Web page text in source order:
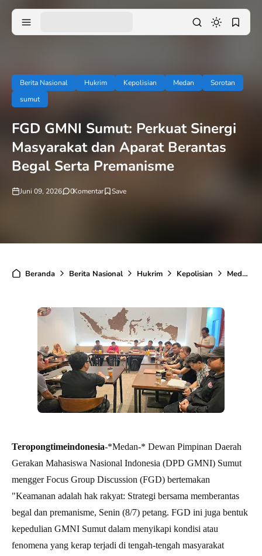
Berita Nasional Hukrim Kepolisian Medan
Sorotan
sumut
FGD GMNI Sumut: Perkuat Sinergi
Masyarakat dan Aparat Berantas
Begal Serta Premanisme
Juni 09, 2026 0Komentar
Beranda Berita Nasional Hukrim Kepolisian Medan
Teropongtimeindonesia-*Medan-* Dewan Pimpinan Daerah
Gerakan Mahasiswa Nasional Indonesia (DPD GMNI) Sumut
mengger Focus Group Discussion (FGD) bertemakan
"Keamanan adalah hak rakyat: Strategi bersama memberantas
begal dan premanisme, Senin (8/7) petang. FGD ini juga bentuk
kepedulian GMNI Sumut dalam menyikapi kondisi atau
fenomena yang kerap terjadi di tengah-tengah masyarakat